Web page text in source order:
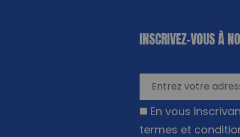
INSCRIVEZ-VOUS À
En vous
termes et